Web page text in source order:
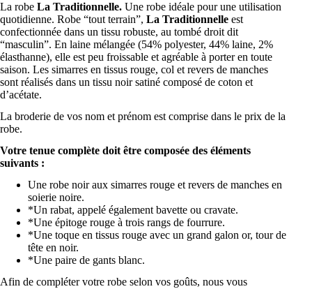
La robe La Traditionnelle. Une robe idéale pour une utilisation
quotidienne. Robe “tout terrain”, La Traditionnelle est
confectionnée dans un tissu robuste, au tombé droit dit
“masculin”. En laine mélangée (54% polyester, 44% laine, 2%
élasthanne), elle est peu froissable et agréable à porter en toute
saison. Les simarres en tissus rouge, col et revers de manches
sont réalisés dans un tissu noir satiné composé de coton et
d’acétate.
La broderie de vos nom et prénom est comprise dans le prix de la
robe.
Votre tenue complète doit être composée des éléments
suivants :
Une robe noir aux simarres rouge et revers de manches en
soierie noire.
*Un rabat, appelé également bavette ou cravate.
*Une épitoge rouge à trois rangs de fourrure.
*Une toque en tissus rouge avec un grand galon or, tour de
tête en noir.
*Une paire de gants blanc.
Afin de compléter votre robe selon vos goûts, nous vous